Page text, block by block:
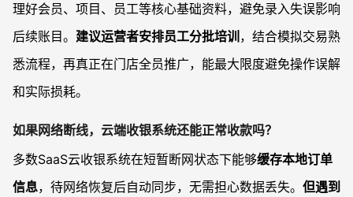
理好会员、项目、员工等核心基础资料，避免录入失误影响
后续账目。 建议运营者安排员工分批培训 ，结合模拟交易熟
悉流程，再真正在门店全员推广，能最大限度避免操作误解
和实际损耗。
如果网络断线，云端收银系统还能正常收款吗？
多数SaaS云收银系统在短暂断网状态下能够缓存本地订单
信息，待网络恢复后自动同步，无需担心数据丢失。 但遇到